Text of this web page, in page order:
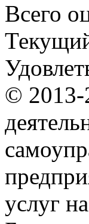
Всего
© 2013-
услуг